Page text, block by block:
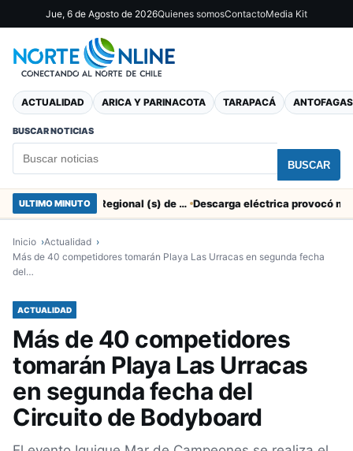
Jue, 6 de Agosto de 2026Quienes somosContactoMedia Kit
ACTUALIDAD ARICA Y PARINACOTA TARAPACÁ
BUSCAR NOTICIAS
BUSCAR
ULTIMO MINUTO SERNAC pidió la renuncia a Director Regional (s) de Arica por contratar solo a militantes del Gobierno
Inicio
Actualidad
Más de 40 competidores tomarán Playa Las Urracas en segunda fecha
del…
ACTUALIDAD
Más de 40 competidores
tomarán Playa Las Urracas
en segunda fecha del
Circuito de Bodyboard